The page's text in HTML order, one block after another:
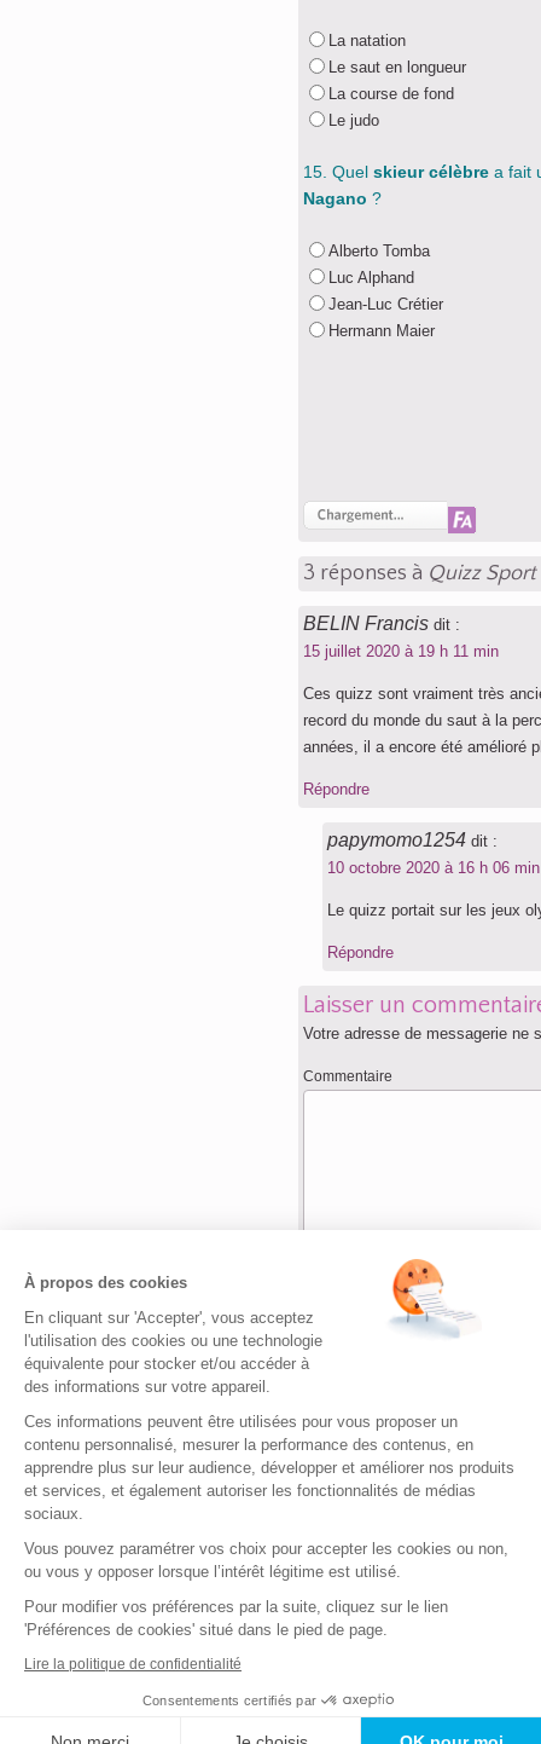
La natation
Le saut en longueur
La course de fond
Le judo
15. Quel skieur célèbre a fait
Nagano ?
Alberto Tomba
Luc Alphand
Jean-Luc Crétier
Hermann Maier
3 réponses à Quizz Sport
BELIN Francis dit :
15 juillet 2020 à 19 h 11 min
Ces quizz sont vraiment très
record du monde du saut à la
années, il a encore été amélioré
Répondre
papymomo1254 dit :
10 octobre 2020 à 16 h 06 min
Le quizz portait sur les jeux
Répondre
Laisser un
Votre adresse de messagerie ne
Commentaire
Adresse de messagerie
Quizz.fr - de nombreux quizz gratuits pour
Mentions légales-Conditions Générales d'Utilisation et de Vente
À propos des cookies
En cliquant sur 'Accepter', vous acceptez
l'utilisation des cookies ou une technologie
équivalente pour stocker et/ou accéder à
des informations sur votre appareil.
Ces informations peuvent être utilisées pour vous proposer un
contenu personnalisé, mesurer la performance des contenus, en
apprendre plus sur leur audience, développer et améliorer nos produits
et services, et également autoriser les fonctionnalités de médias
sociaux.
Vous pouvez paramétrer vos choix pour accepter les cookies ou non,
ou vous y opposer lorsque l’intérêt légitime est utilisé.
Pour modifier vos préférences par la suite, cliquez sur le lien
'Préférences de cookies' situé dans le pied de page.
Lire la politique de confidentialité
Consentements certifiés par